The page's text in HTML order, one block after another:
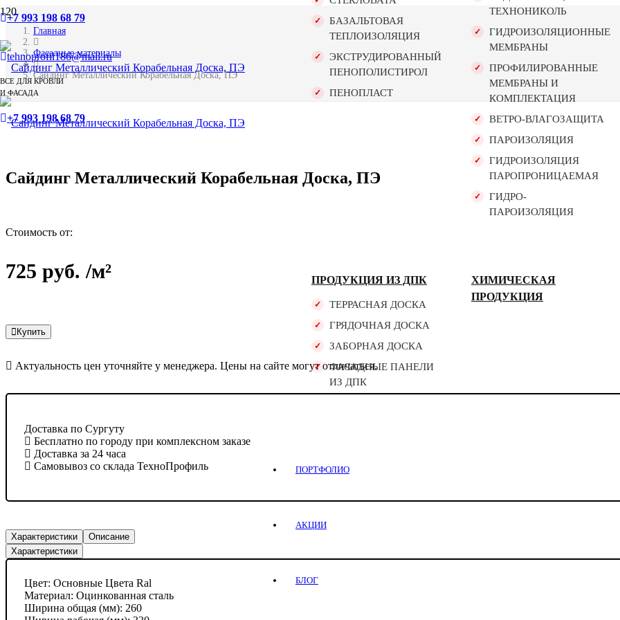
+7 993 198 68 79
tehnoprofil186@mail.ru
ВСЕ ДЛЯ КРОВЛИ
И ФАСАДА
БАЗАЛЬТОВАЯ
ТЕПЛОИЗОЛЯЦИЯ
ЭКСТРУДИРОВАННЫЙ
ПЕНОПОЛИСТИРОЛ
ПЕНОПЛАСТ
ТЕХНОНИКОЛЬ
ГИДРОИЗОЛЯЦИОННЫЕ
МЕМБРАНЫ
ПРОФИЛИРОВАННЫЕ
МЕМБРАНЫ И
КОМПЛЕКТАЦИЯ
ВЕТРО-ВЛАГОЗАЩИТА
ПАРОИЗОЛЯЦИЯ
ГИДРОИЗОЛЯЦИЯ
ПАРОПРОНИЦАЕМАЯ
ГИДРО-
ПАРОИЗОЛЯЦИЯ
ПРОДУКЦИЯ ИЗ ДПК
ТЕРРАСНАЯ ДОСКА
ГРЯДОЧНАЯ ДОСКА
ЗАБОРНАЯ ДОСКА
ФАСАДНЫЕ ПАНЕЛИ
ИЗ ДПК
ХИМИЧЕСКАЯ
ПРОДУКЦИЯ
ПОРТФОЛИО
АКЦИИ
БЛОГ
+7 993 198 68 79
Главная
Фасадные материалы
Сайдинг Металлический Корабельная Доска, ПЭ
Сайдинг Металлический Корабельная Доска, ПЭ
Стоимость от:
725 руб. /м²
Купить
Актуальность цен уточняйте у менеджера. Цены на сайте могут отличаться.
Доставка по Сургуту
Бесплатно по городу при комплексном заказе
Доставка за 24 часа
Самовывоз со склада ТехноПрофиль
Характеристики
Описание
Характеристики
Цвет: Основные Цвета Ral
Материал: Оцинкованная сталь
Ширина общая (мм): 260